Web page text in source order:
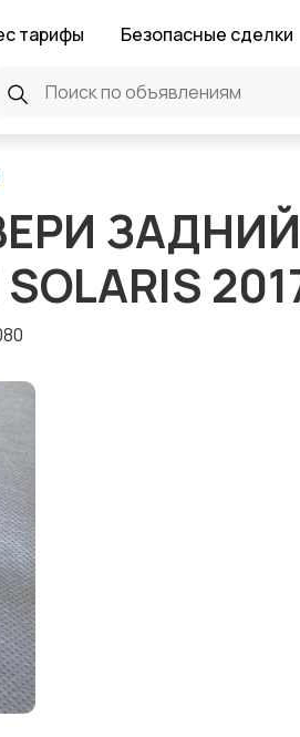
тарифы Безопасные сделки